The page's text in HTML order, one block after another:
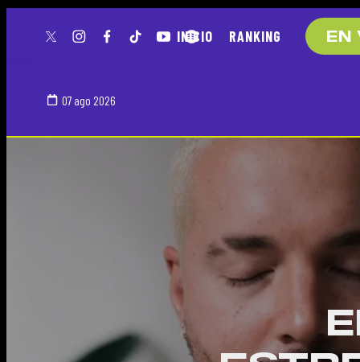
twitterinstagramfacebooktiktokyoutubespotify
INICIO RANKING EN
07 ago 2026